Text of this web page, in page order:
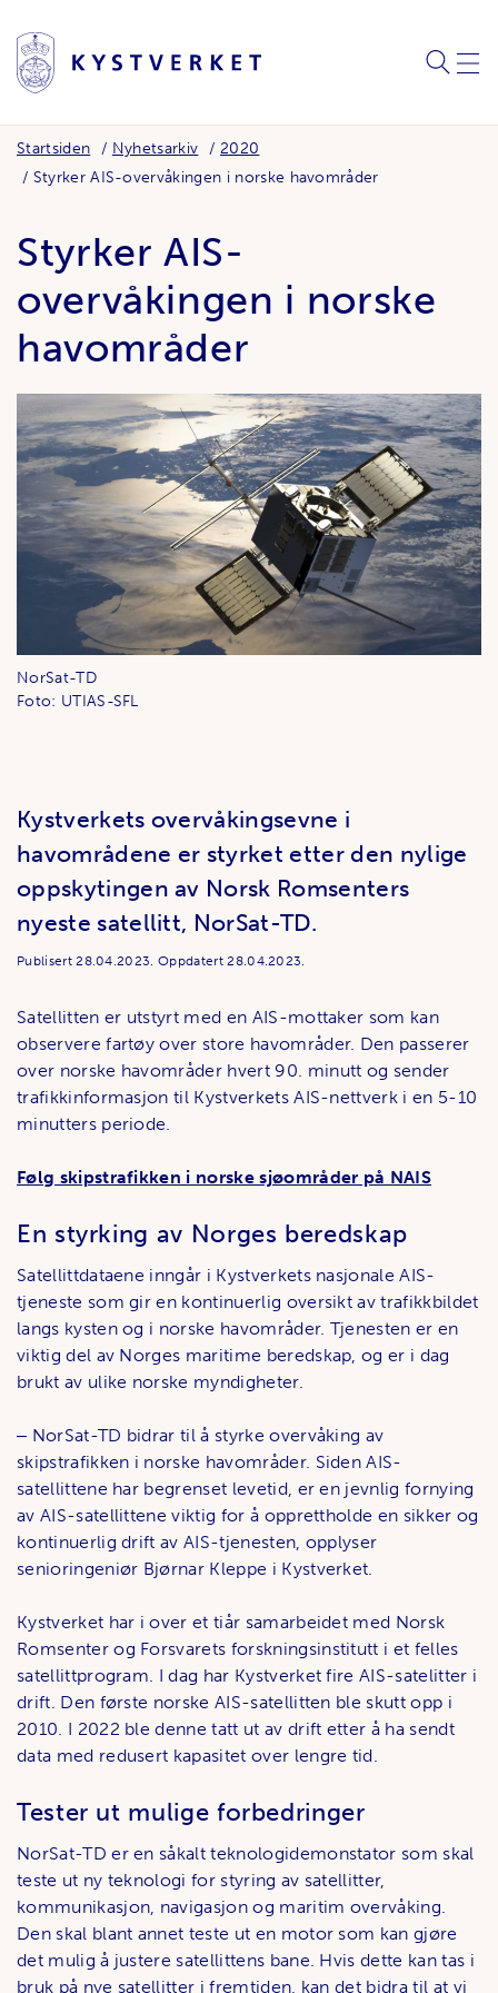
SØK
Startsiden Nyhetsarkiv
2020
Styrker AIS-overvåkingen i norske havområder
Styrker AIS-
overvåkingen i norske
havområder
NorSat-TD
Foto: UTIAS-SFL
Kystverkets overvåkingsevne i
havområdene er styrket etter den nylige
oppskytingen av Norsk Romsenters
nyeste satellitt, NorSat-TD.
Publisert28.04.2023.Oppdatert28.04.2023.
Satellitten er utstyrt med en AIS-mottaker som kan
observere fartøy over store havområder. Den passerer
over norske havområder hvert 90. minutt og sender
trafikkinformasjon til Kystverkets AIS-nettverk i en 5-10
minutters periode.
Følg skipstrafikken i norske sjøområder på NAIS
En styrking av Norges beredskap
Satellittdataene inngår i Kystverkets nasjonale AIS-
tjeneste som gir en kontinuerlig oversikt av trafikkbildet
langs kysten og i norske havområder. Tjenesten er en
viktig del av Norges maritime beredskap, og er i dag
brukt av ulike norske myndigheter.
‒ NorSat-TD bidrar til å styrke overvåking av
skipstrafikken i norske havområder. Siden AIS-
satellittene har begrenset levetid, er en jevnlig fornying
av AIS-satellittene viktig for å opprettholde en sikker og
kontinuerlig drift av AIS-tjenesten, opplyser
senioringeniør Bjørnar Kleppe i Kystverket.
Kystverket har i over et tiår samarbeidet med Norsk
Romsenter og Forsvarets forskningsinstitutt i et felles
satellittprogram. I dag har Kystverket fire AIS-satelitter i
drift. Den første norske AIS-satellitten ble skutt opp i
2010. I 2022 ble denne tatt ut av drift etter å ha sendt
data med redusert kapasitet over lengre tid.
Tester ut mulige forbedringer
NorSat-TD er en såkalt teknologidemonstator som skal
teste ut ny teknologi for styring av satellitter,
kommunikasjon, navigasjon og maritim overvåking.
Den skal blant annet teste ut en motor som kan gjøre
det mulig å justere satellittens bane. Hvis dette kan tas i
bruk på nye satellitter i fremtiden, kan det bidra til at vi